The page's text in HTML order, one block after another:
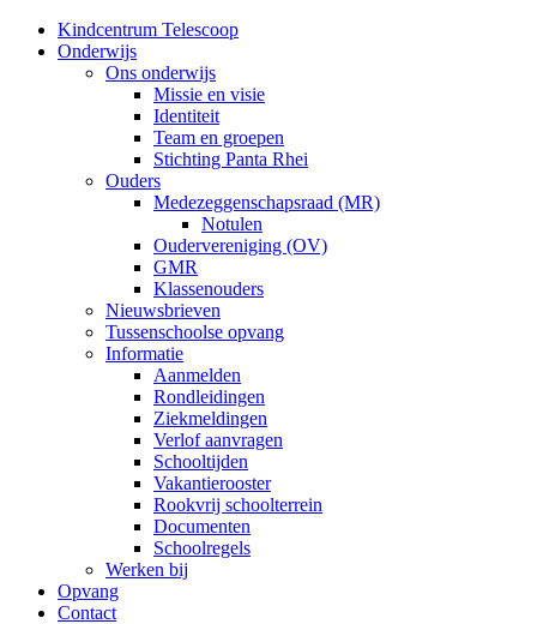
Kindcentrum Telescoop
Onderwijs
Ons onderwijs
Missie en visie
Identiteit
Team en groepen
Stichting Panta Rhei
Ouders
Medezeggenschapsraad (MR)
Notulen
Oudervereniging (OV)
GMR
Klassenouders
Nieuwsbrieven
Tussenschoolse opvang
Informatie
Aanmelden
Rondleidingen
Ziekmeldingen
Verlof aanvragen
Schooltijden
Vakantierooster
Rookvrij schoolterrein
Documenten
Schoolregels
Werken bij
Opvang
Contact